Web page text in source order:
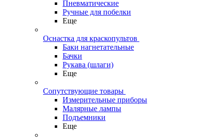
Пневматические
Ручные для побелки
Еще
Оснастка для краскопультов
Баки нагнетательные
Бачки
Рукава (шлаги)
Еще
Сопутствующие товары
Измерительные приборы
Малярные лампы
Подъемники
Еще